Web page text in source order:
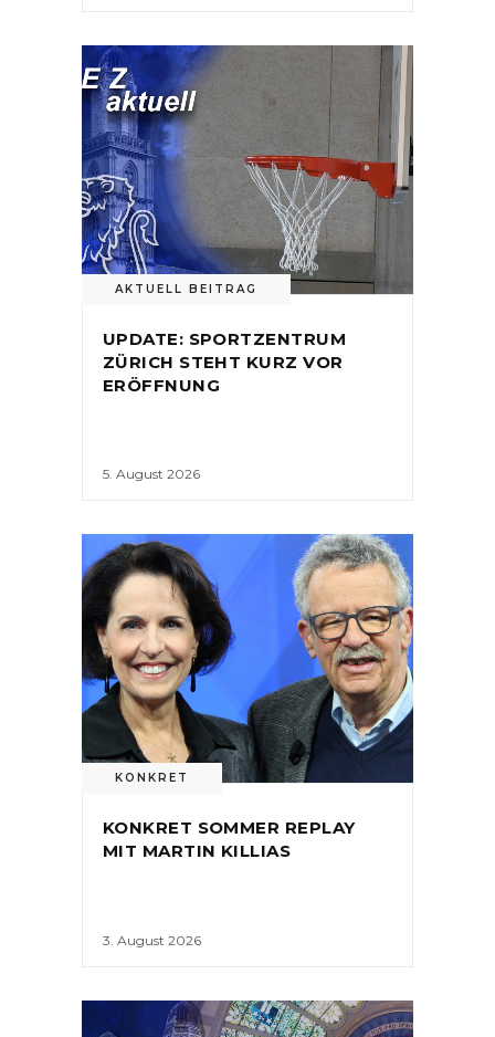
AKTUELL BEITRAG
UPDATE: SPORTZENTRUM
ZÜRICH STEHT KURZ VOR
ERÖFFNUNG
5. August 2026
KONKRET
KONKRET SOMMER REPLAY
MIT MARTIN KILLIAS
3. August 2026